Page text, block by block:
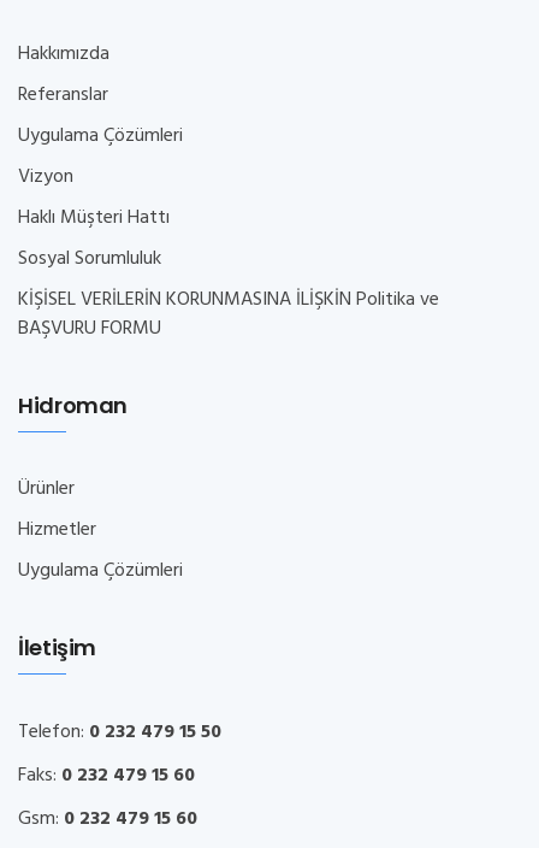
Hakkımızda
Referanslar
Uygulama Çözümleri
Vizyon
Haklı Müşteri Hattı
Sosyal Sorumluluk
KİŞİSEL VERİLERİN KORUNMASINA İLİŞKİN Politika ve
BAŞVURU FORMU
Hidroman
Ürünler
Hizmetler
Uygulama Çözümleri
İletişim
Telefon: 0 232 479 15 50
Faks: 0 232 479 15 60
Gsm: 0 232 479 15 60